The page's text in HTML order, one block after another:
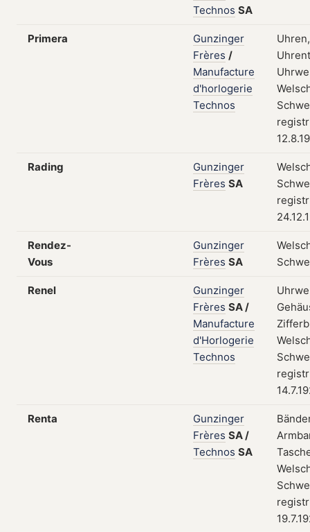
Technos SA
Primera
Gunzinger
Frères /
Manufacture
d'horlogerie
Technos
Uhren,
Rading
Gunzinger
Frères SA
Rendez-
Vous
Gunzinger
Frères SA
Renel
Gunzinger
Frères SA/
Manufacture
d'Horlogerie
Technos
Renta
Gunzinger
Frères SA/
Technos SA